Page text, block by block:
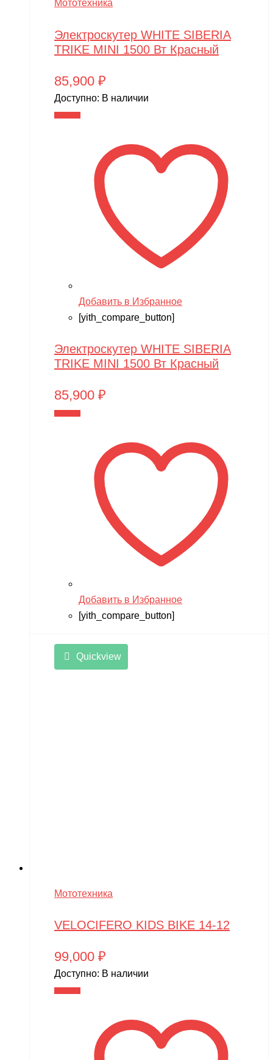
Мототехника
Электроскутер WHITE SIBERIA
TRIKE MINI 1500 Вт Красный
85,900 ₽
Доступно: В наличии
Добавить в Избранное
[yith_compare_button]
Электроскутер WHITE SIBERIA
TRIKE MINI 1500 Вт Красный
85,900 ₽
Добавить в Избранное
[yith_compare_button]
Quickview
Мототехника
VELOCIFERO KIDS BIKE 14-12
99,000 ₽
Доступно: В наличии